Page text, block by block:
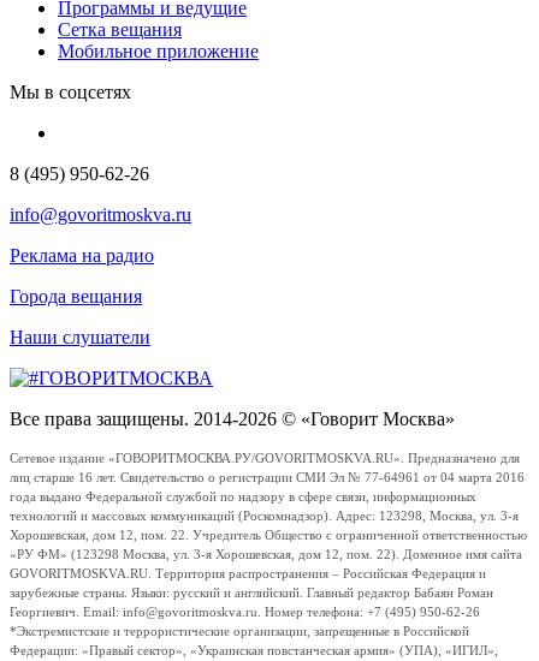
Программы и ведущие
Сетка вещания
Мобильное приложение
Мы в соцсетях
8 (495) 950-62-26
info@govoritmoskva.ru
Реклама на радио
Города вещания
Наши слушатели
Все права защищены. 2014-2026 © «Говорит Москва»
Сетевое издание «ГОВОРИТМОСКВА.РУ/GOVORITMOSKVA.RU». Предназначено для
лиц старше 16 лет. Свидетельство о регистрации СМИ Эл № 77-64961 от 04 марта 2016
года выдано Федеральной службой по надзору в сфере связи, информационных
технологий и массовых коммуникаций (Роскомнадзор). Адрес: 123298, Москва, ул. 3-я
Хорошевская, дом 12, пом. 22. Учредитель Общество с ограниченной ответственностью
«РУ ФМ» (123298 Москва, ул. 3-я Хорошевская, дом 12, пом. 22). Доменное имя сайта
GOVORITMOSKVA.RU. Территория распространения – Российская Федерация и
зарубежные страны. Языки: русский и английский. Главный редактор Бабаян Роман
Георгиевич. Email: info@govoritmoskva.ru. Номер телефона: +7 (495) 950-62-26
*Экстремистские и террористические организации, запрещенные в Российской
Федерации: «Правый сектор», «Украинская повстанческая армия» (УПА), «ИГИЛ»,